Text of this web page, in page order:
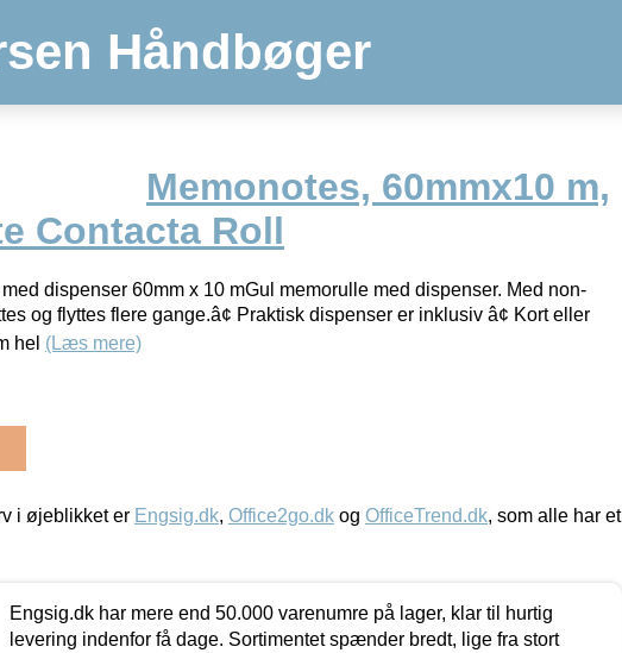
Håndbøger
Memonotes, 60mmx10 m,
Contacta Roll
dispenser 60mm x 10 mGul memorulle med dispenser. Med non-
og flyttes flere gange.â¢ Praktisk dispenser er inklusiv â¢ Kort eller
hel (Læs mere)
i øjeblikket er Engsig.dk, Office2go.dk og OfficeTrend.dk, som alle har et
Engsig.dk har mere end 50.000 varenumre på lager, klar til hurtig
levering indenfor få dage. Sortimentet spænder bredt, lige fra stort